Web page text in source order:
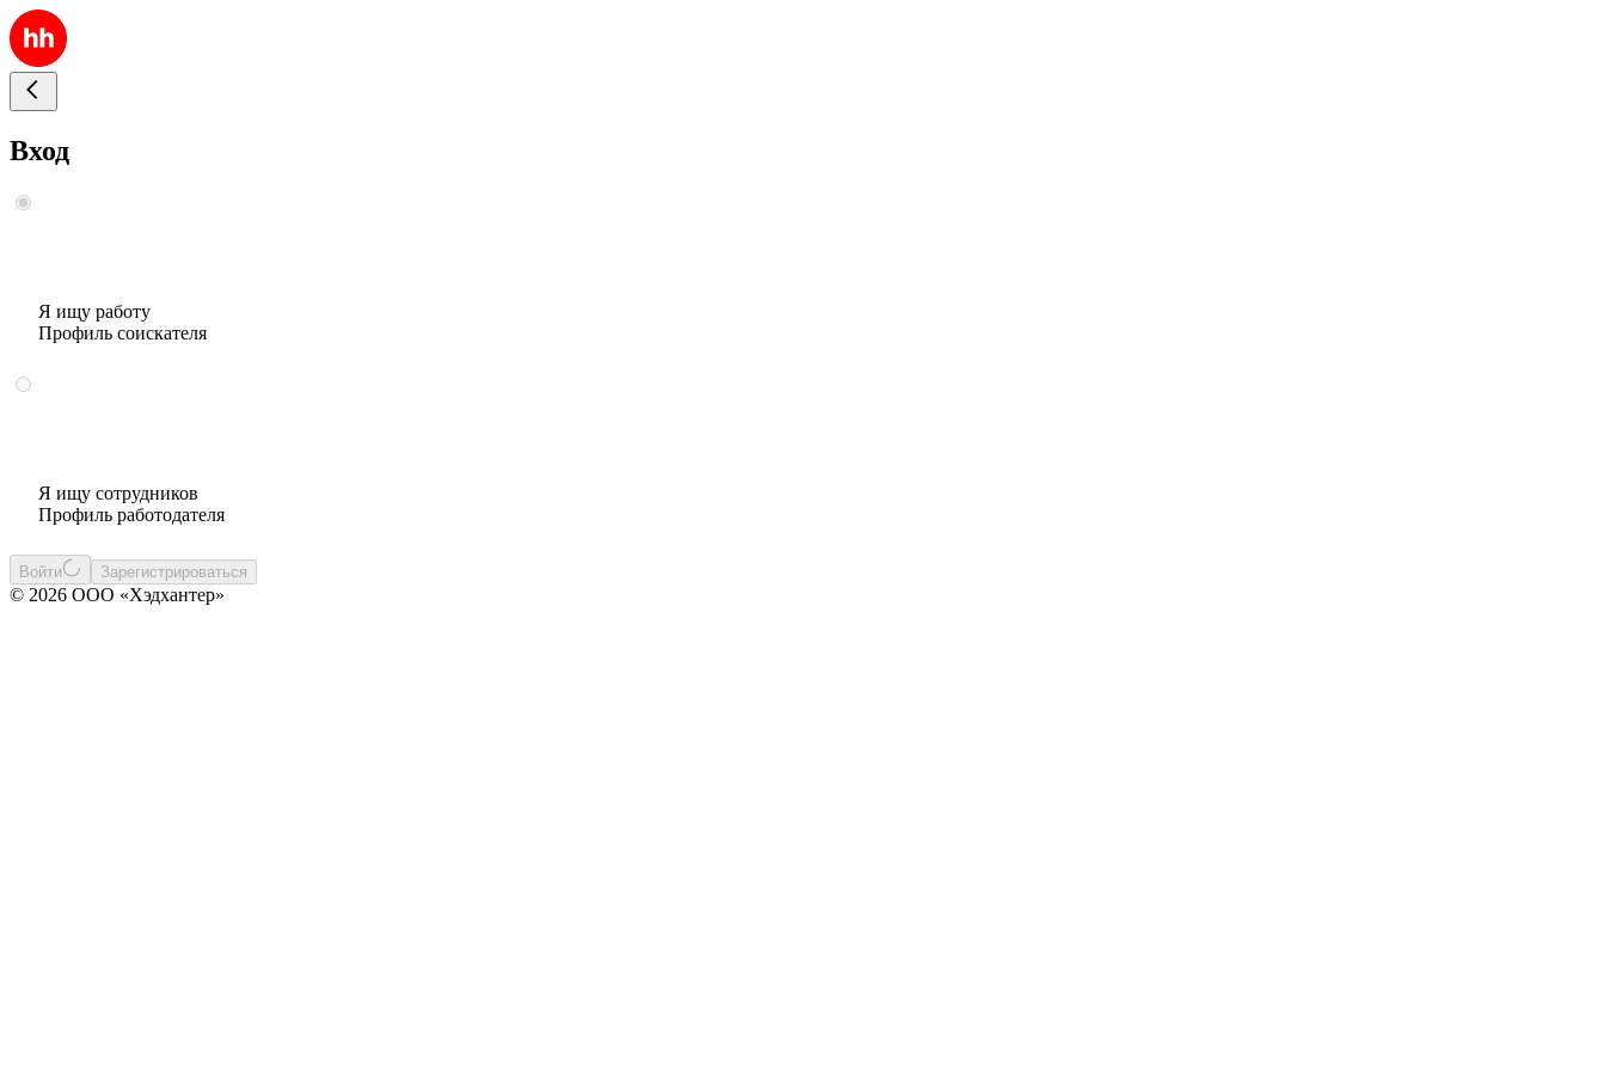
Вход
Я ищу работу
Профиль соискателя
Я ищу сотрудников
Профиль работодателя
Войти Зарегистрироваться
© 2026 ООО «Хэдхантер»